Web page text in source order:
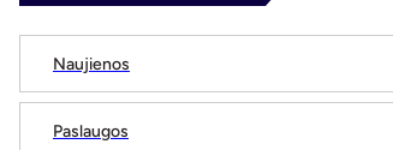
Naujienos
Paslaugos